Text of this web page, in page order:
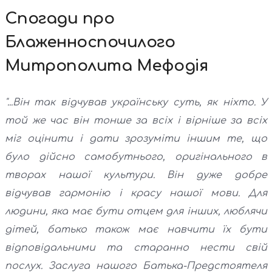
Спогади про
Блаженноспочилого
Митрополита Мефодія
"...Він так відчував українську суть, як ніхто. У
той же час він тонше за всіх і вірніше за всіх
міг оцінити і дати зрозуміти іншим те, що
було дійсно самобутнього, оригінального в
творах нашої культури. Він дуже добре
відчував гармонію і красу нашої мови. Для
людини, яка має бути отцем для інших, люблячи
дітей, батько також має навчити їх бути
відповідальними та старанно нести свій
послух. Заслуга нашого Батька-Предстоятеля